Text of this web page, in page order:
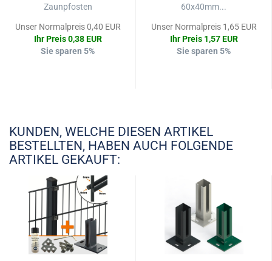
Zaunpfosten
Unser Normalpreis 0,40 EUR
Ihr Preis 0,38 EUR
Sie sparen 5%
60x40mm...
Unser Normalpreis 1,65 EUR
Ihr Preis 1,57 EUR
Sie sparen 5%
KUNDEN, WELCHE DIESEN ARTIKEL
BESTELLTEN, HABEN AUCH FOLGENDE
ARTIKEL GEKAUFT: